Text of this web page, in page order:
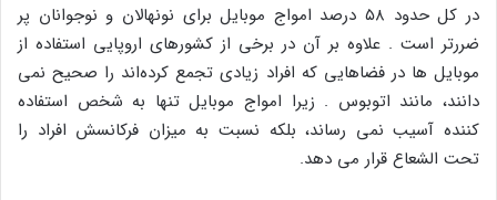
در کل حدود ۵۸ درصد امواج موبایل برای نونهالان و نوجوانان پر
ضررتر است . علاوه بر آن در برخی از کشورهای اروپایی استفاده از
موبایل ها در فضاهایی که افراد زیادی تجمع کرده‌اند را صحیح نمی
دانند، مانند اتوبوس . زیرا امواج موبایل تنها به شخص استفاده
کننده آسیب نمی رساند، بلکه نسبت به میزان فرکانسش افراد را
تحت الشعاع قرار می دهد.